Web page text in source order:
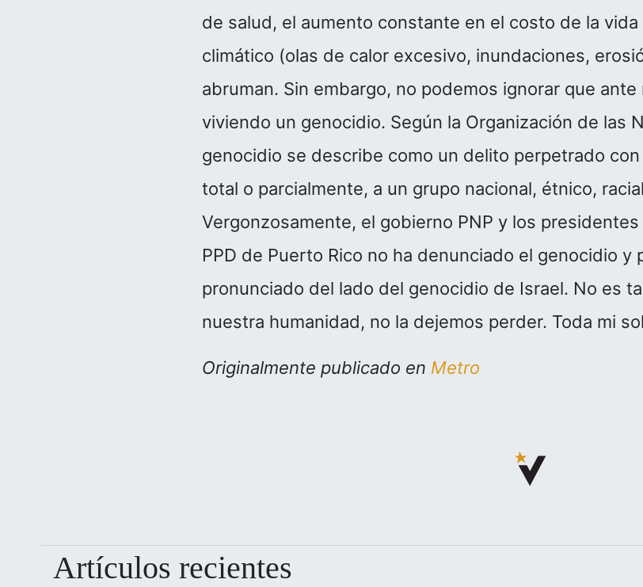
de salud, el aumento constante en el costo de la
climático (olas de calor excesivo, inundaciones,
abruman. Sin embargo, no podemos ignorar que
viviendo un genocidio. Según la Organización de las
genocidio se describe como un delito perpetrado
total o parcialmente, a un grupo nacional, étnico,
Vergonzosamente, el gobierno PNP y los
PPD de Puerto Rico no ha denunciado el genocidio y
pronunciado del lado del genocidio de Israel. No es
nuestra humanidad, no la dejemos perder. Toda mi
Originalmente publicado en Metro
Artículos recientes